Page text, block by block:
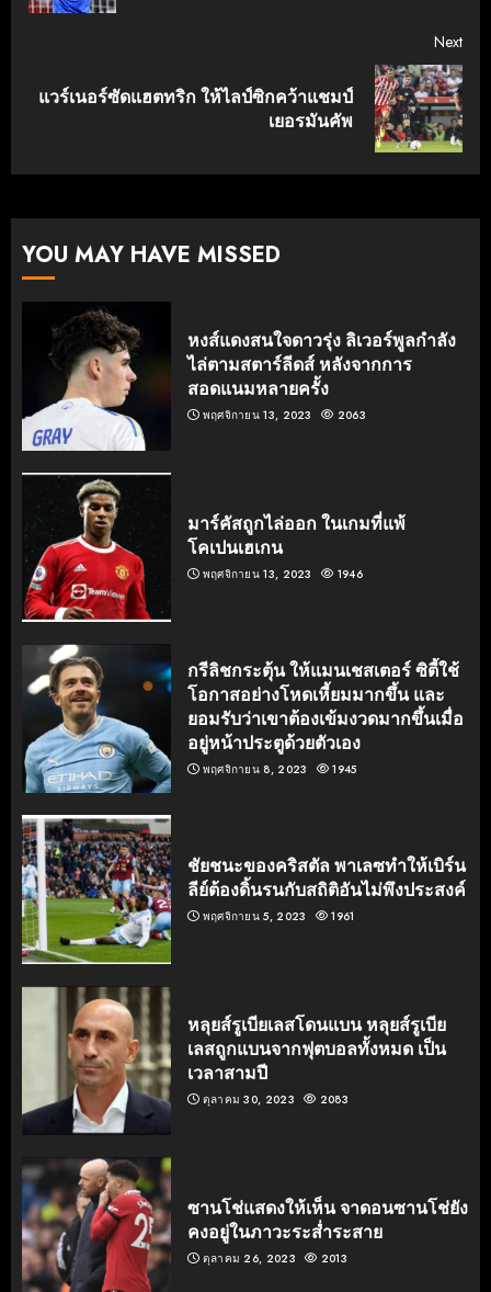
Next
Next
แวร์เนอร์ซัดแฮตทริก ให้ไลป์ซิกคว้าแชมป์
เยอรมันคัพ
YOU MAY HAVE MISSED
หงส์แดงสนใจดาวรุ่ง ลิเวอร์พูลกำลัง
ไล่ตามสตาร์ลีดส์ หลังจากการ
สอดแนมหลายครั้ง
พฤศจิกายน 13, 2023 2063
มาร์คัสถูกไล่ออก ในเกมที่แพ้
โคเปนเฮเกน
พฤศจิกายน 13, 2023 1946
กรีลิชกระตุ้น ให้แมนเชสเตอร์ ซิตี้ใช้
โอกาสอย่างโหดเหี้ยมมากขึ้น และ
ยอมรับว่าเขาต้องเข้มงวดมากขึ้นเมื่อ
อยู่หน้าประตูด้วยตัวเอง
พฤศจิกายน 8, 2023 1945
ชัยชนะของคริสตัล พาเลซทำให้เบิร์น
ลีย์ต้องดิ้นรนกับสถิติอันไม่พึงประสงค์
พฤศจิกายน 5, 2023 1961
หลุยส์รูเบียเลสโดนแบน หลุยส์รูเบีย
เลสถูกแบนจากฟุตบอลทั้งหมด เป็น
เวลาสามปี
ตุลาคม 30, 2023 2083
ซานโช่แสดงให้เห็น จาดอนซานโช่ยัง
คงอยู่ในภาวะระส่ำระสาย
ตุลาคม 26, 2023 2013